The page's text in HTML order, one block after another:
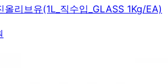
리브유(1L_직수입_GLASS 1Kg/EA)